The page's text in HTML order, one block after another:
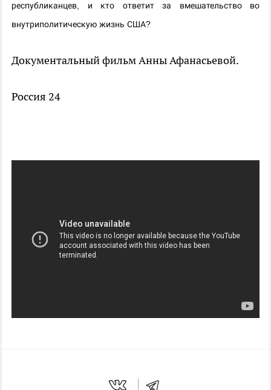
республиканцев, и кто ответит за вмешательство во
внутриполитическую жизнь США?
Документальный фильм Анны Афанасьевой.
Россия 24